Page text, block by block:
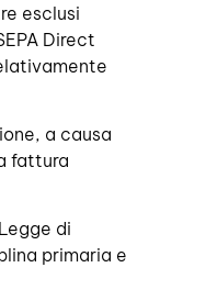
esclusi
Direct
a causa
fattura
di
primaria e